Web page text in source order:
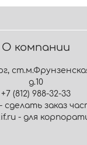
О компании
д.10
+7 (812) 988-32-33
сделать заказ
- для